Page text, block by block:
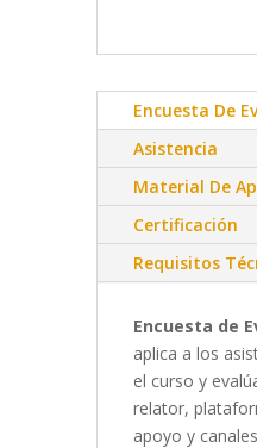
Encuesta De
Asistencia
Material De
Certificación
Requisitos
Encuesta de
aplica a los
el curso y
relator,
apoyo y